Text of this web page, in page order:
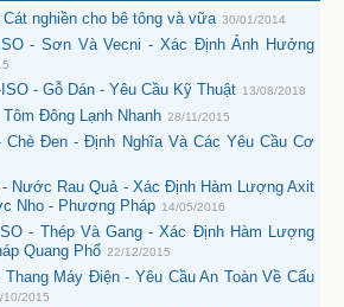
nghiền cho bê tông và vữa 30/01/2014
- Sơn Và Vecni - Xác Định Ảnh Hưởng
- Gỗ Dán - Yêu Cầu Kỹ Thuật 13/08/2018
Đông Lạnh Nhanh 28/11/2015
Chè Đen - Định Nghĩa Và Các Yêu Cầu Cơ
- Nước Rau Quả - Xác Định Hàm Lượng Axit
Nho - Phương Pháp 14/05/2016
- Thép Và Gang - Xác Định Hàm Lượng
Quang Phổ 22/12/2015
Thang Máy Điện - Yêu Cầu An Toàn Về Cấu
10/2015